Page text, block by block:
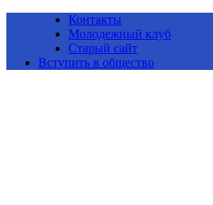
Контакты
Молодежный клуб
Старый сайт
Вступить в общество